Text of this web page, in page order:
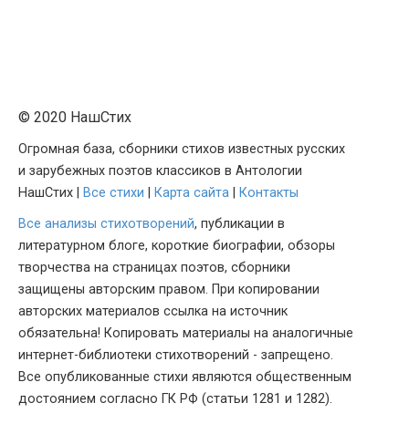
© 2020 НашСтих
Огромная база, сборники стихов известных русских
и зарубежных поэтов классиков в Антологии
НашСтих |
Все стихи Карта сайта
Контакты
Все анализы стихотворений, публикации в
литературном блоге, короткие биографии, обзоры
творчества на страницах поэтов, сборники
защищены авторским правом. При копировании
авторских материалов ссылка на источник
обязательна! Копировать материалы на аналогичные
интернет-библиотеки стихотворений - запрещено.
Все опубликованные стихи являются общественным
достоянием согласно ГК РФ (статьи 1281 и 1282).